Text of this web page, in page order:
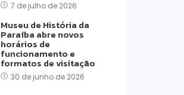
7 de julho de 2026
Museu de História da
Paraíba abre novos
horários de
funcionamento e
formatos de visitação
30 de junho de 2026